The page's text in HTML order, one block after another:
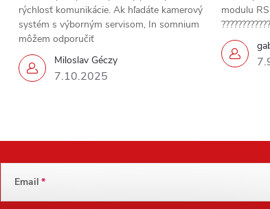
Miloslav Géczy
7.10.2025
rýchlosť komunikácie. Ak hľadáte kamerový
systém s výborným servisom, In somnium
môžem odporučiť
modulu
Email